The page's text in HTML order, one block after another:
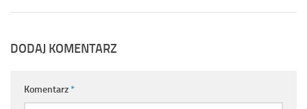
DODAJ KOMENTARZ
Komentarz*